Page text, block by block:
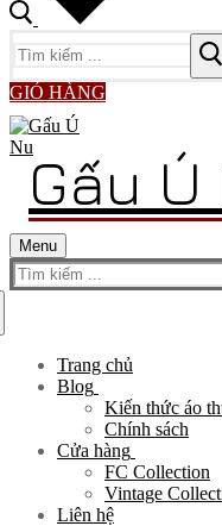
kiếm
cho:
GIỎ HÀNG
Gấu Ú
Menu
Tìm
kiếm
Trang chủ
Blog
Kiến thức áo
Chính sách
Cửa hàng
FC Collection
Vintage
Liên hệ